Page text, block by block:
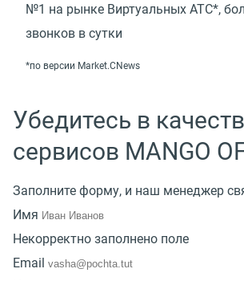
№1 на рынке Виртуальных АТС*,
звонков в сутки
*по версии Market.CNews
Убедитесь в
сервисов MANGO
Заполните форму, и наш менеджер
Имя
Некорректно заполнено поле
Email